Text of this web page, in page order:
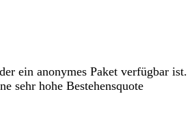
ein anonymes Paket verfügbar ist.
sehr hohe Bestehensquote